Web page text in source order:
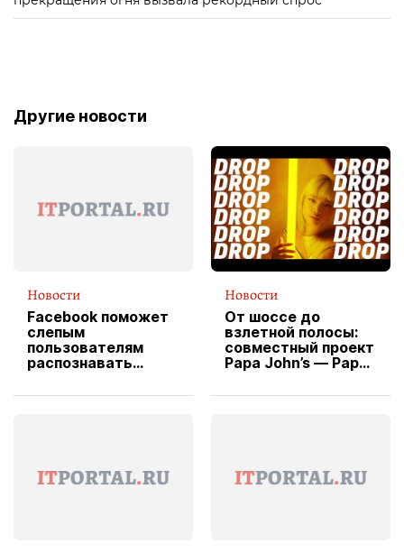
Другие новости
Новости
Facebook поможет
слепым
пользователям
распознавать
Новости
От шоссе до
взлетной полосы:
совместный проект
Papa John’s — Papa
вводит